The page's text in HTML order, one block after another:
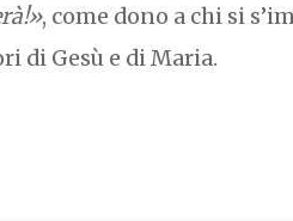
, come dono a chi si
di Gesù e di Maria.